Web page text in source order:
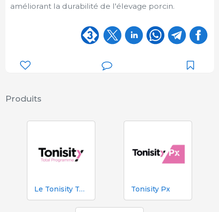
améliorant la durabilité de l'élevage porcin.
Produits
Le Tonisity Total Programme Tonisity Px